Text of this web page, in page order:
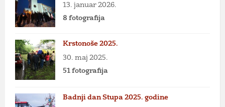
13. januar 2026.
8 fotografija
Krstonoše 2025.
30. maj 2025.
51 fotografija
Badnji dan Stupa 2025. godine